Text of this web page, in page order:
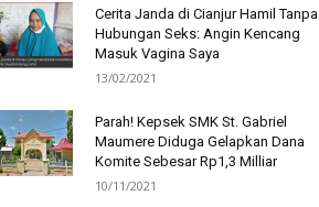
Cerita Janda di Cianjur Hamil Tanpa
Hubungan Seks: Angin Kencang
Masuk Vagina Saya
13/02/2021
Parah! Kepsek SMK St. Gabriel
Maumere Diduga Gelapkan Dana
Komite Sebesar Rp1,3 Milliar
10/11/2021